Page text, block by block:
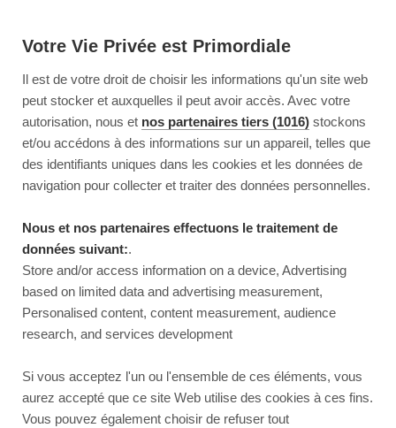
Votre Vie Privée est Primordiale
Il est de votre droit de choisir les informations qu'un site web
peut stocker et auxquelles il peut avoir accès. Avec votre
autorisation, nous et nos partenaires tiers (1016) stockons
et/ou accédons à des informations sur un appareil, telles que
des identifiants uniques dans les cookies et les données de
navigation pour collecter et traiter des données personnelles.
Nous et nos partenaires effectuons le traitement de
données suivant:.
Store and/or access information on a device, Advertising
based on limited data and advertising measurement,
Personalised content, content measurement, audience
research, and services development
Si vous acceptez l'un ou l'ensemble de ces éléments, vous
aurez accepté que ce site Web utilise des cookies à ces fins.
Vous pouvez également choisir de refuser tout
This page couldn’t load
Reload to try again, or go back.